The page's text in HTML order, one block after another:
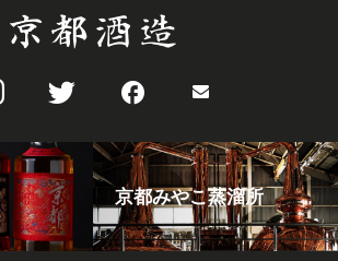
京都みやこ蒸溜所